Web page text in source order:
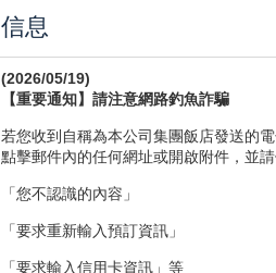
信息
(2026/05/19)
【重要通知】請注意網路釣魚詐騙
若您收到自稱為本公司集團飯店發送的
點擊郵件內的任何網址或開啟附件，並請
「您不認識的內容」
「要求重新輸入預訂資訊」
「要求輸入信用卡資訊」等